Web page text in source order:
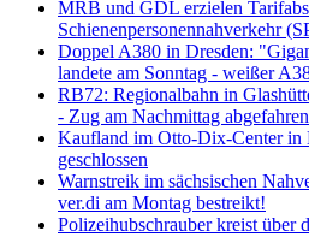
MRB und GDL erzielen
Schienenpersonennahverkehr
Doppel A380 in Dresden:
landete am Sonntag - weißer
RB72: Regionalbahn in
- Zug am Nachmittag abgefahren
Kaufland im Otto-Dix-Center in
geschlossen
Warnstreik im sächsischen
ver.di am Montag bestreikt!
Polizeihubschrauber kreist über